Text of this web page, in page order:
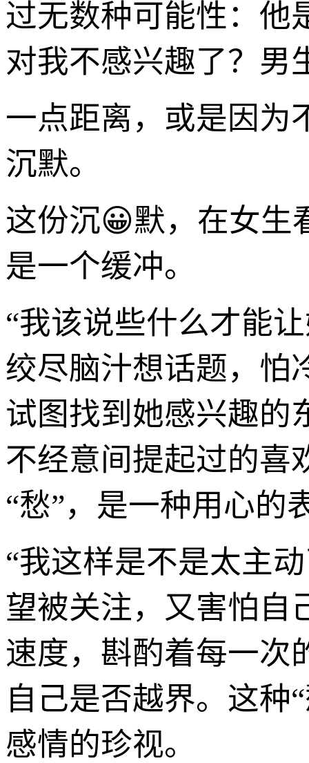
过无数种可能性：他
对我不感兴趣了？男
一点距离，或是因为
沉默。
这份沉😀默，在女生
是一个缓冲。
“我该说些什么才能
绞尽脑汁想话题，怕
试图找到她感兴趣的
不经意间提起过的喜
“愁”，是一种用心的
“我这样是不是太主
望被关注，又害怕自
速度，斟酌着每一次
自己是否越界。这种
感情的珍视。